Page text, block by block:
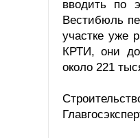
вводить по
Вестибюль
участке уже
КРТИ, они
около 221